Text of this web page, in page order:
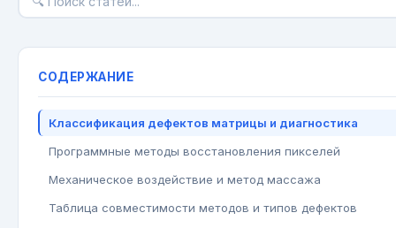
СОДЕРЖАНИЕ
Классификация дефектов матрицы и диагностика
Программные методы восстановления пикселей
Механическое воздействие и метод массажа
Таблица совместимости методов и типов дефектов